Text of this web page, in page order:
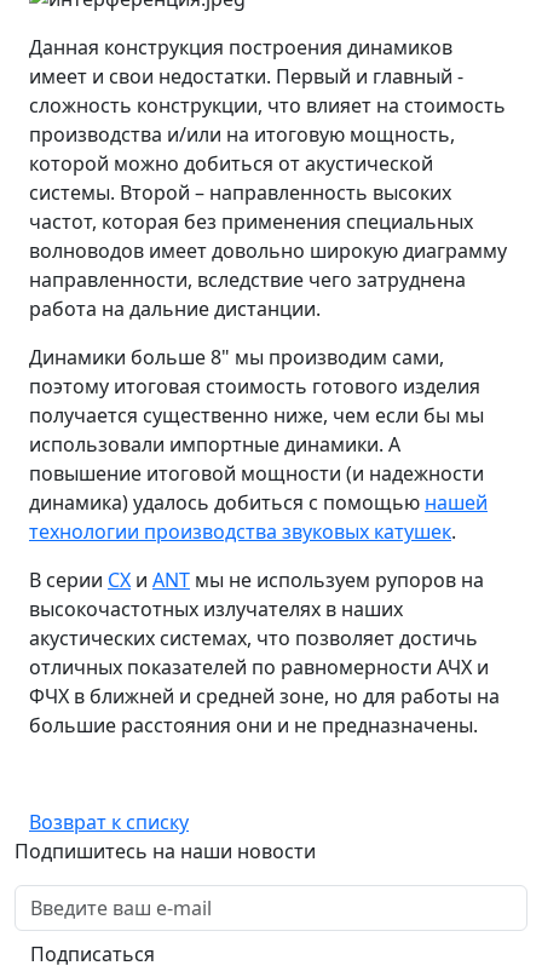
Данная конструкция построения динамиков
имеет и свои недостатки. Первый и главный -
сложность конструкции, что влияет на стоимость
производства и/или на итоговую мощность,
которой можно добиться от акустической
системы. Второй – направленность высоких
частот, которая без применения специальных
волноводов имеет довольно широкую диаграмму
направленности, вследствие чего затруднена
работа на дальние дистанции.
Динамики больше 8" мы производим сами,
поэтому итоговая стоимость готового изделия
получается существенно ниже, чем если бы мы
использовали импортные динамики. А
повышение итоговой мощности (и надежности
динамика) удалось добиться с помощью нашей
технологии производства звуковых катушек.
В серии CX и ANT мы не используем рупоров на
высокочастотных излучателях в наших
акустических системах, что позволяет достичь
отличных показателей по равномерности АЧХ и
ФЧХ в ближней и средней зоне, но для работы на
большие расстояния они и не предназначены.
Возврат к списку
Подпишитесь на наши новости
Подписаться